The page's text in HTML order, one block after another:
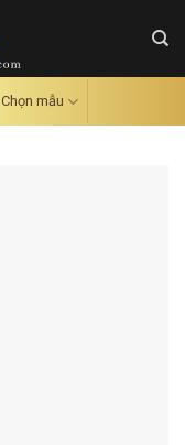
Chọn mẫu